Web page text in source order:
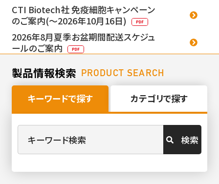
CTI Biotech社 免疫細胞キャンペーン
のご案内(～2026年10月16日)
2026年8月夏季お盆期間配送スケジュ
ールのご案内
製品情報検索 PRODUCT SEARCH
キーワードで探す カテゴリで探す
検索